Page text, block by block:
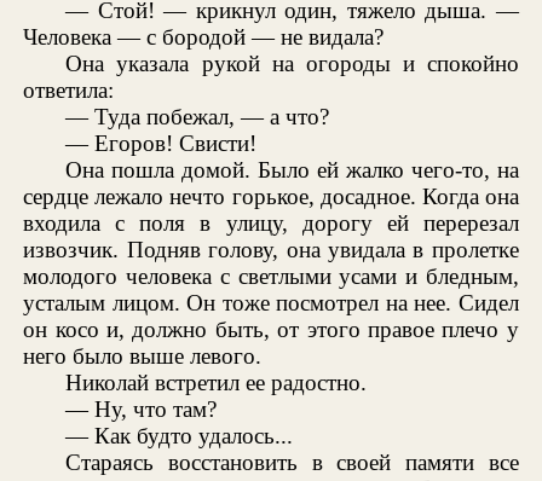
— Стой! — крикнул один, тяжело дыша. —
Человека — с бородой — не видала?
Она указала рукой на огороды и спокойно
ответила:
— Туда побежал, — а что?
— Егоров! Свисти!
Она пошла домой. Было ей жалко чего-то, на
сердце лежало нечто горькое, досадное. Когда она
входила с поля в улицу, дорогу ей перерезал
извозчик. Подняв голову, она увидала в пролетке
молодого человека с светлыми усами и бледным,
усталым лицом. Он тоже посмотрел на нее. Сидел
он косо и, должно быть, от этого правое плечо у
него было выше левого.
Николай встретил ее радостно.
— Ну, что там?
— Как будто удалось...
Стараясь восстановить в своей памяти все